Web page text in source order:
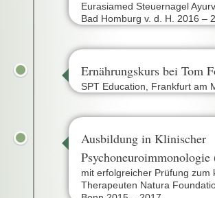
Eurasiamed Steuernagel
Bad Homburg v. d. H. 2016 –
Ernährungskurs bei Tom
SPT Education, Frankfurt am
Ausbildung in Klinischer
mit erfolgreicher Prüfung zum
Therapeuten Natura